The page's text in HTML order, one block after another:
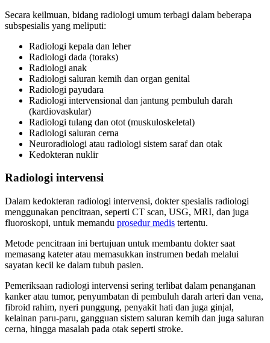
Secara keilmuan, bidang radiologi umum terbagi dalam beberapa
subspesialis yang meliputi:
Radiologi kepala dan leher
Radiologi dada (toraks)
Radiologi anak
Radiologi saluran kemih dan organ genital
Radiologi payudara
Radiologi intervensional dan jantung pembuluh darah
(kardiovaskular)
Radiologi tulang dan otot (muskuloskeletal)
Radiologi saluran cerna
Neuroradiologi atau radiologi sistem saraf dan otak
Kedokteran nuklir
Radiologi intervensi
Dalam kedokteran radiologi intervensi, dokter spesialis radiologi
menggunakan pencitraan, seperti CT scan, USG, MRI, dan juga
fluoroskopi, untuk memandu prosedur medis tertentu.
Metode pencitraan ini bertujuan untuk membantu dokter saat
memasang kateter atau memasukkan instrumen bedah melalui
sayatan kecil ke dalam tubuh pasien.
Pemeriksaan radiologi intervensi sering terlibat dalam penanganan
kanker atau tumor, penyumbatan di pembuluh darah arteri dan vena,
fibroid rahim, nyeri punggung, penyakit hati dan juga ginjal,
kelainan paru-paru, gangguan sistem saluran kemih dan juga saluran
cerna, hingga masalah pada otak seperti stroke.